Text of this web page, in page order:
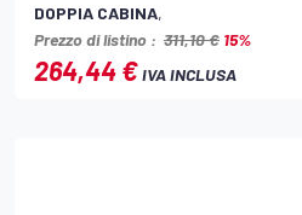
DOPPIA CABINA,
Prezzo di listino : 311,10 € 15%
264,44 €IVA INCLUSA